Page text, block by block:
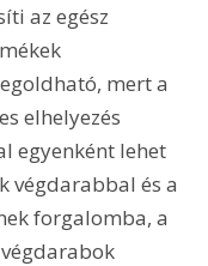
az egész
mert a
elhelyezés
egyenként lehet
végdarabbal és a
forgalomba, a